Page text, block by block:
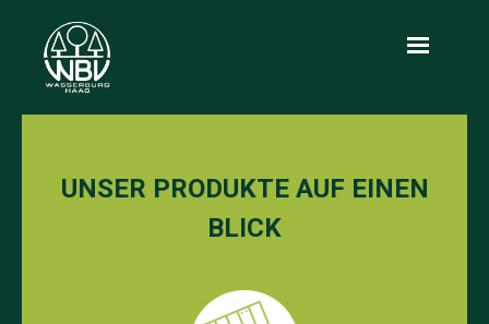
Über uns
UNSER PRODUKTE AUF EINEN
BLICK